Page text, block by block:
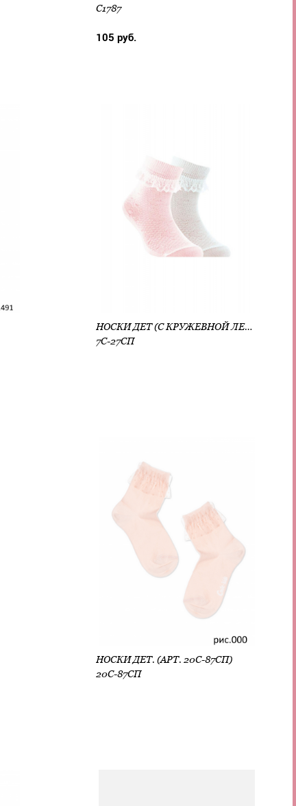
С1787
105 руб.
НОСКИ ДЕТ (С КРУЖЕВНОЙ ЛЕНТОЙ) (АРТ. 7С-27СП)
7С-27СП
НОСКИ ДЕТ. (АРТ. 20С-87СП)
20С-87СП